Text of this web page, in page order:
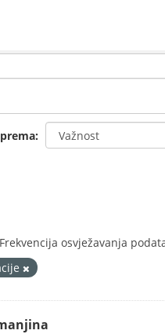
Frekvencija osvježavanja